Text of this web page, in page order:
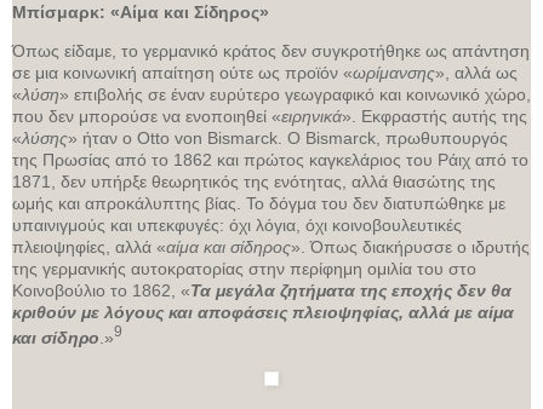
Μπίσμαρκ: «Αίμα και Σίδηρος»
Όπως είδαμε, το γερμανικό κράτος δεν συγκροτήθηκε ως απάντηση
σε μια κοινωνική απαίτηση ούτε ως προϊόν «ωρίμανσης», αλλά ως
«λύση» επιβολής σε έναν ευρύτερο γεωγραφικό και κοινωνικό χώρο,
που δεν μπορούσε να ενοποιηθεί «ειρηνικά». Εκφραστής αυτής της
«λύσης» ήταν ο Otto von Bismarck. Ο Bismarck, πρωθυπουργός
της Πρωσίας από το 1862 και πρώτος καγκελάριος του Ράιχ από το
1871, δεν υπήρξε θεωρητικός της ενότητας, αλλά θιασώτης της
ωμής και απροκάλυπτης βίας. Το δόγμα του δεν διατυπώθηκε με
υπαινιγμούς και υπεκφυγές: όχι λόγια, όχι κοινοβουλευτικές
πλειοψηφίες, αλλά «αίμα και σίδηρος». Όπως διακήρυσσε ο ιδρυτής
της γερμανικής αυτοκρατορίας στην περίφημη ομιλία του στο
Κοινοβούλιο το 1862, «Τα μεγάλα ζητήματα της εποχής δεν θα
κριθούν με λόγους και αποφάσεις πλειοψηφίας, αλλά με αίμα
και σίδηρο .»9